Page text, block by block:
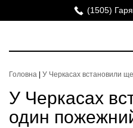
(1505)
Головна У Черкасах встановили
У Черкасах
один